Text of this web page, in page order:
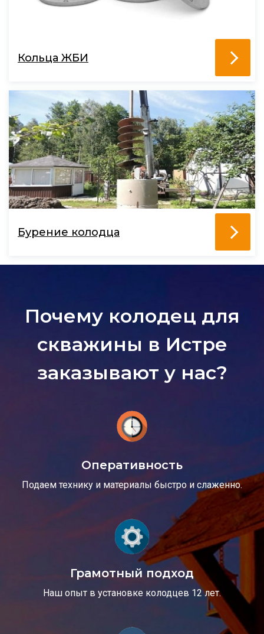
Кольца ЖБИ
Бурение колодца
Почему колодец для
скважины в Истре
заказывают у нас?
Оперативность
Подаем технику и материалы быстро и слаженно.
Грамотный подход
Наш опыт в установке колодцев 12 лет.